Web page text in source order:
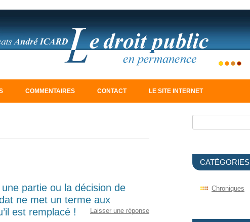
COMMENTAIRES CONTACT LE SITE INTERNET
partie ou la décision de
ne met un terme aux
est remplacé !
Laisser une réponse
CATÉGORIES
Chroniques